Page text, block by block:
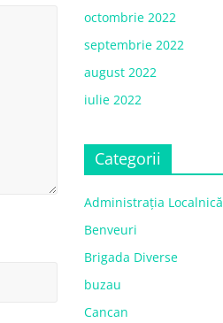
octombrie 2022
septembrie 2022
august 2022
iulie 2022
Categorii
Administrația Localnică
Benveuri
Brigada Diverse
buzau
Cancan